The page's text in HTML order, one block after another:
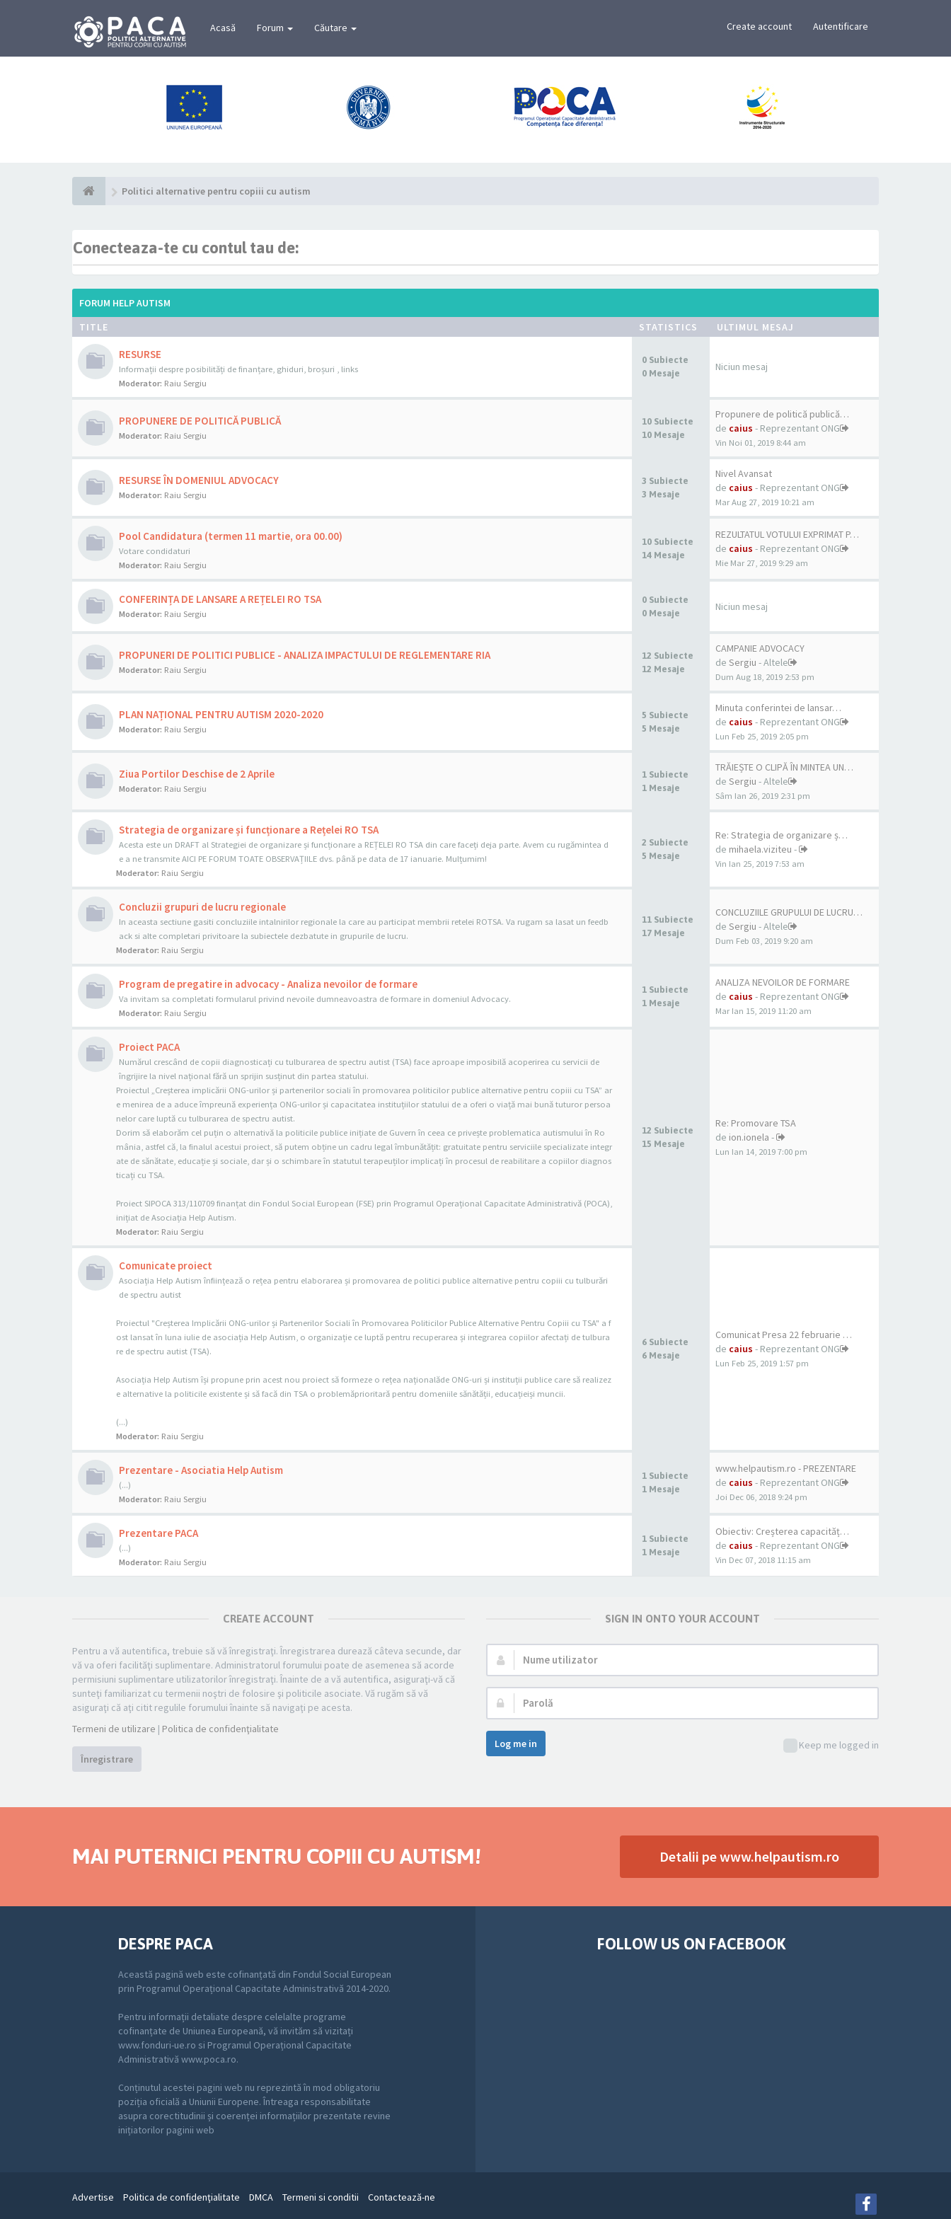
Acasă Forum Căutare Create account Autentificare
Politici alternative pentru copiii cu autism
Conecteaza-te cu contul tau de:
FORUM HELP AUTISM
TITLE
STATISTICS ULTIMUL MESAJ
RESURSE
Informații despre posibilități de finanțare, ghiduri, broșuri , links
Moderator: Raiu Sergiu
0 Subiecte
0 Mesaje
Niciun mesaj
PROPUNERE DE POLITICĂ PUBLICĂ
Moderator: Raiu Sergiu
10 Subiecte
10 Mesaje
Propunere de politică publică…
de caius - Reprezentant ONG
Vin Noi 01, 2019 8:44 am
RESURSE ÎN DOMENIUL ADVOCACY
Moderator: Raiu Sergiu
3 Subiecte
3 Mesaje
Nivel Avansat
de caius - Reprezentant ONG
Mar Aug 27, 2019 10:21 am
Pool Candidatura (termen 11 martie, ora 00.00)
Votare condidaturi
Moderator: Raiu Sergiu
10 Subiecte
14 Mesaje
REZULTATUL VOTULUI EXPRIMAT P…
de caius - Reprezentant ONG
Mie Mar 27, 2019 9:29 am
CONFERINȚA DE LANSARE A REȚELEI RO TSA
Moderator: Raiu Sergiu
0 Subiecte
0 Mesaje
Niciun mesaj
PROPUNERI DE POLITICI PUBLICE - ANALIZA IMPACTULUI DE REGLEMENTARE RIA
Moderator: Raiu Sergiu
12 Subiecte
12 Mesaje
CAMPANIE ADVOCACY
de Sergiu - Altele
Dum Aug 18, 2019 2:53 pm
PLAN NAȚIONAL PENTRU AUTISM 2020-2020
Moderator: Raiu Sergiu
5 Subiecte
5 Mesaje
Minuta conferintei de lansar…
de caius - Reprezentant ONG
Lun Feb 25, 2019 2:05 pm
Ziua Portilor Deschise de 2 Aprile
Moderator: Raiu Sergiu
1 Subiecte
1 Mesaje
TRĂIEȘTE O CLIPĂ ÎN MINTEA UN…
de Sergiu - Altele
Sâm Ian 26, 2019 2:31 pm
Strategia de organizare și funcționare a Rețelei RO TSA
Acesta este un DRAFT al Strategiei de organizare și funcționare a REȚELEI RO TSA din care faceți deja parte. Avem cu rugămintea d
e a ne transmite AICI PE FORUM TOATE OBSERVAȚIILE dvs. până pe data de 17 ianuarie. Mulțumim!
Moderator: Raiu Sergiu
2 Subiecte
5 Mesaje
Re: Strategia de organizare ș…
de mihaela.viziteu -
Vin Ian 25, 2019 7:53 am
Concluzii grupuri de lucru regionale
In aceasta sectiune gasiti concluziile intalnirilor regionale la care au participat membrii retelei ROTSA. Va rugam sa lasat un feedb
ack si alte completari privitoare la subiectele dezbatute in grupurile de lucru.
Moderator: Raiu Sergiu
11 Subiecte
17 Mesaje
CONCLUZIILE GRUPULUI DE LUCRU…
de Sergiu - Altele
Dum Feb 03, 2019 9:20 am
Program de pregatire in advocacy - Analiza nevoilor de formare
Va invitam sa completati formularul privind nevoile dumneavoastra de formare in domeniul Advocacy.
Moderator: Raiu Sergiu
1 Subiecte
1 Mesaje
ANALIZA NEVOILOR DE FORMARE
de caius - Reprezentant ONG
Mar Ian 15, 2019 11:20 am
Proiect PACA
Numărul crescând de copii diagnosticați cu tulburarea de spectru autist (TSA) face aproape imposibilă acoperirea cu servicii de
îngrijire la nivel național fără un sprijin susținut din partea statului.
Proiectul „Creșterea implicării ONG-urilor și partenerilor sociali în promovarea politicilor publice alternative pentru copiii cu TSA” ar
e menirea de a aduce împreună experiența ONG-urilor și capacitatea instituțiilor statului de a oferi o viață mai bună tuturor persoa
nelor care luptă cu tulburarea de spectru autist.
Dorim să elaborăm cel puțin o alternativă la politicile publice inițiate de Guvern în ceea ce privește problematica autismului în Ro
mânia, astfel că, la finalul acestui proiect, să putem obține un cadru legal îmbunătățit: gratuitate pentru serviciile specializate integr
ate de sănătate, educație și sociale, dar și o schimbare în statutul terapeuților implicați în procesul de reabilitare a copiilor diagnos
ticați cu TSA.
Proiect SIPOCA 313/110709 finanțat din Fondul Social European (FSE) prin Programul Operațional Capacitate Administrativă (POCA),
inițiat de Asociația Help Autism.
Moderator: Raiu Sergiu
12 Subiecte
15 Mesaje
Re: Promovare TSA
de ion.ionela -
Lun Ian 14, 2019 7:00 pm
Comunicate proiect
Asociația Help Autism înființează o rețea pentru elaborarea și promovarea de politici publice alternative pentru copiii cu tulburări
de spectru autist
Proiectul "Creșterea Implicării ONG-urilor și Partenerilor Sociali în Promovarea Politicilor Publice Alternative Pentru Copiii cu TSA" a f
ost lansat în luna iulie de asociația Help Autism, o organizație ce luptă pentru recuperarea și integrarea copiilor afectați de tulbura
re de spectru autist (TSA).
Asociația Help Autism își propune prin acest nou proiect să formeze o rețea naționalăde ONG-uri și instituții publice care să realizez
e alternative la politicile existente și să facă din TSA o problemăprioritară pentru domeniile sănătății, educațieiși muncii.
(...)
Moderator: Raiu Sergiu
6 Subiecte
6 Mesaje
Comunicat Presa 22 februarie …
de caius - Reprezentant ONG
Lun Feb 25, 2019 1:57 pm
Prezentare - Asociatia Help Autism
(...)
Moderator: Raiu Sergiu
1 Subiecte
1 Mesaje
www.helpautism.ro - PREZENTARE
de caius - Reprezentant ONG
Joi Dec 06, 2018 9:24 pm
Prezentare PACA
(...)
Moderator: Raiu Sergiu
1 Subiecte
1 Mesaje
Obiectiv: Creșterea capacităț…
de caius - Reprezentant ONG
Vin Dec 07, 2018 11:15 am
CREATE ACCOUNT
Pentru a vă autentifica, trebuie să vă înregistraţi. Înregistrarea durează câteva secunde, dar
vă va oferi facilităţi suplimentare. Administratorul forumului poate de asemenea să acorde
permisiuni suplimentare utilizatorilor înregistraţi. Înainte de a vă autentifica, asiguraţi-vă că
sunteţi familiarizat cu termenii noştri de folosire şi politicile asociate. Vă rugăm să vă
asiguraţi că aţi citit regulile forumului înainte să navigaţi pe acesta.
Termeni de utilizare | Politica de confidenţialitate
Înregistrare
SIGN IN ONTO YOUR ACCOUNT
Nume
utilizator:
Parolă:
Keep me logged in
Log me in
MAI PUTERNICI PENTRU COPIII CU AUTISM! Detalii pe www.helpautism.ro
DESPRE PACA
Această pagină web este cofinanțată din Fondul Social European
prin Programul Operațional Capacitate Administrativă 2014-2020.
Pentru informații detaliate despre celelalte programe
cofinanțate de Uniunea Europeană, vă invităm să vizitați
www.fonduri-ue.ro si Programul Operațional Capacitate
Administrativă www.poca.ro.
Conținutul acestei pagini web nu reprezintă în mod obligatoriu
poziția oficială a Uniunii Europene. Întreaga responsabilitate
asupra corectitudinii și coerenței informațiilor prezentate revine
inițiatorilor paginii web
FOLLOW US ON FACEBOOK
Advertise Politica de confidenţialitate DMCA Termeni si conditii Contactează-ne